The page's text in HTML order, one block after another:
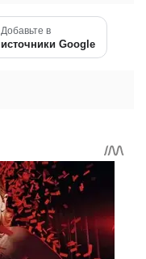
Добавьте в
источники Google